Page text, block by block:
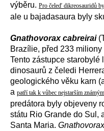
výběru. Pro čeleď dikreosauridů
ale u bajadasaura byly
Gnathovorax cabreirai
Brazílie, před 233 miliony
Tento zástupce
dinosaurů z čeledi
geologického věku karn
a patří tak k vůbec nejstarším
predátora byly objeveny
státu Rio Grande do Sul,
Santa Maria. Gnathovorax